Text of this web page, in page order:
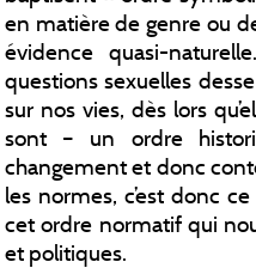
en matière de genre ou
évidence quasi-
questions sexuelles
sur nos vies, dès lors
sont – un ordre
changement et donc
les normes, c’est donc
cet ordre normatif qui
et politiques.